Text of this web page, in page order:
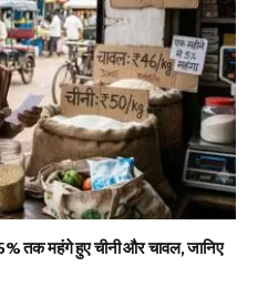
5% तक महंगे हुए चीनी और चावल, जानिए